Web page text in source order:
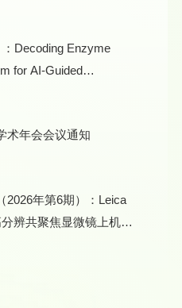
Decoding Enzyme
for AI-Guided
术年会会议通知
2026年第6期）：Leica
辨共聚焦显微镜上机培